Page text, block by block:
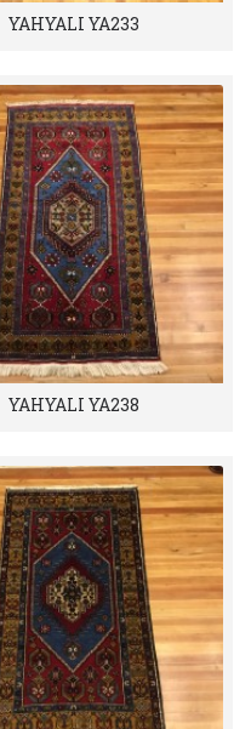
YAHYALI YA233
YAHYALI YA238